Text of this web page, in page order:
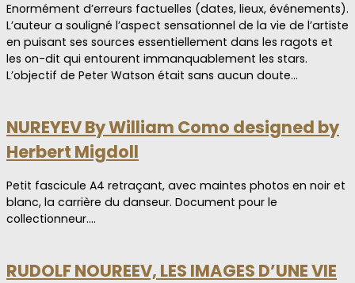
Enormément d’erreurs factuelles (dates, lieux, événements).
L’auteur a souligné l’aspect sensationnel de la vie de l’artiste
en puisant ses sources essentiellement dans les ragots et
les on-dit qui entourent immanquablement les stars.
L’objectif de Peter Watson était sans aucun doute…
NUREYEV By William Como designed by
Herbert Migdoll
Petit fascicule A4 retraçant, avec maintes photos en noir et
blanc, la carrière du danseur. Document pour le
collectionneur.…
RUDOLF NOUREEV, LES IMAGES D’UNE VIE